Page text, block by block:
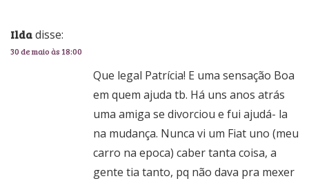
Ildadisse:
30 de maio às 18:00
Que legal Patrícia! E uma sensação Boa
em quem ajuda tb. Há uns anos atrás
uma amiga se divorciou e fui ajudá- la
na mudança. Nunca vi um Fiat uno (meu
carro na epoca) caber tanta coisa, a
gente tia tanto, pq não dava pra mexer